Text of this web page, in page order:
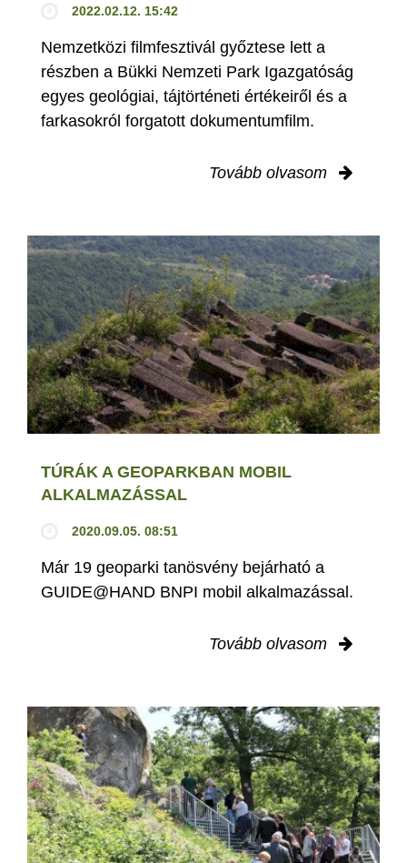
2022.02.12. 15:42
Nemzetközi filmfesztivál győztese lett a
részben a Bükki Nemzeti Park Igazgatóság
egyes geológiai, tájtörténeti értékeiről és a
farkasokról forgatott dokumentumfilm.
Tovább olvasom
TÚRÁK A GEOPARKBAN MOBIL
ALKALMAZÁSSAL
2020.09.05. 08:51
Már 19 geoparki tanösvény bejárható a
GUIDE@HAND BNPI mobil alkalmazással.
Tovább olvasom